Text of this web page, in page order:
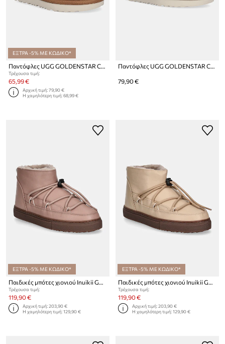
ΕΞΤΡΑ -5% ΜΕ ΚΩΔΙΚΟ*
Παντόφλες UGG GOLDENSTAR CLOG
Τρέχουσα τιμή:
65,99 €
Αρχική τιμή:79,90 €
Η χαμηλότερη τιμή:68,99 €
Παντόφλες UGG GOLDENSTAR CLOG
79,90 €
ΕΞΤΡΑ -5% ΜΕ ΚΩΔΙΚΟ*
Τρέχουσα τιμή:
119,90 €
Αρχική τιμή:203,90 €
Η χαμηλότερη τιμή:129,90 €
ΕΞΤΡΑ -5% ΜΕ ΚΩΔΙΚΟ*
Τρέχουσα τιμή:
119,90 €
Αρχική τιμή:203,90 €
Η χαμηλότερη τιμή:129,90 €